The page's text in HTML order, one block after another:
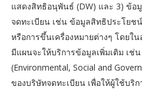
แสดงสิทธิอนุพันธ์ (DW) และ 3) ข้อ
จดทะเบียน เช่น ข้อมูลสิทธิประโยช
หรือการขึ้นเครื่องหมายต่างๆ โดยใ
มีแผนจะให้บริการข้อมูลเพิ่มเติม เช่
(Environmental, Social and
ของบริษัทจดทะเบียน เพื่อให้ผู้ใช้บริ